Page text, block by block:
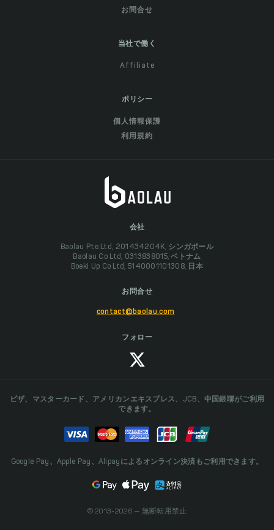
お問合せ
当社で働く
Affiliate
ポリシー
個人情報保護
利用規約
会社
Baolau Pte Ltd, 201434204K, シンガポール
Baolau Co Ltd, 0313838015, ベトナム
Boeki Up Co Ltd, 5140001101308, 日本
お問合せ
contact@baolau.com
フォロー
ビザ、マスターカード、アメリカンエキスプレス、JCB、中国銀聯がご利用
できます。
Google Pay、Apple Pay、Alipayによるオンライン決済もご利用できます。
© 2013-2026 — 無断転用禁止